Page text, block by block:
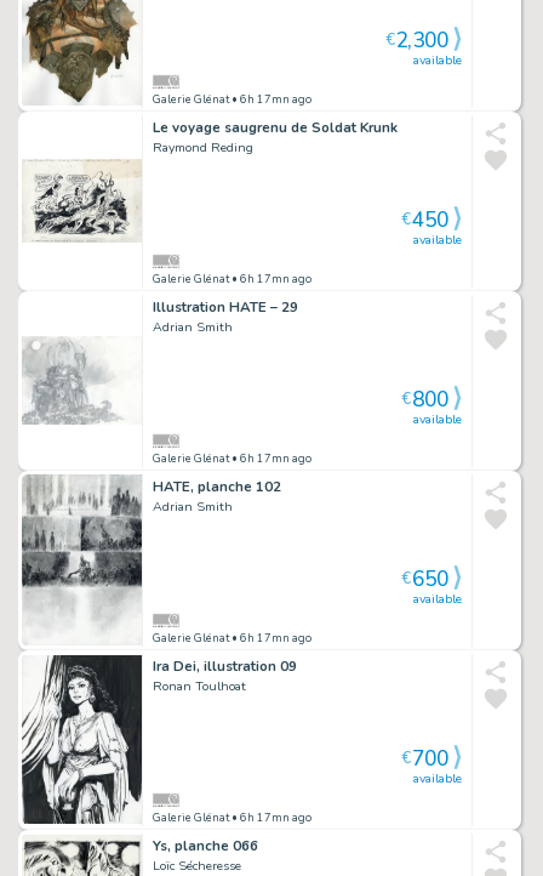
Galerie Glénat• 6h 17mn ago
available
€2,300
Le voyage saugrenu de Soldat Krunk
Raymond Reding
Galerie Glénat• 6h 17mn ago
available
€450
Illustration HATE – 29
Adrian Smith
Galerie Glénat• 6h 17mn ago
available
€800
HATE, planche 102
Adrian Smith
Galerie Glénat• 6h 17mn ago
available
€650
Ira Dei, illustration 09
Ronan Toulhoat
Galerie Glénat• 6h 17mn ago
available
€700
Ys, planche 066
Loïc Sécheresse